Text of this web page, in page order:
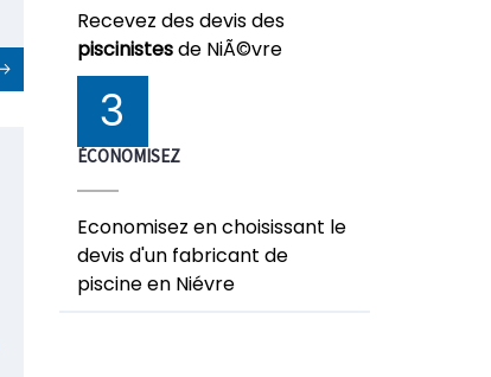
Recevez des devis des
piscinistesde NiÃ©vre
3
ÉCONOMISEZ
Economisez en choisissant le
devis d'un fabricant de
piscine en Niévre